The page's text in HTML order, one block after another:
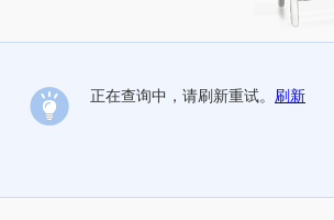
正在查询中，请刷新重试。 刷新